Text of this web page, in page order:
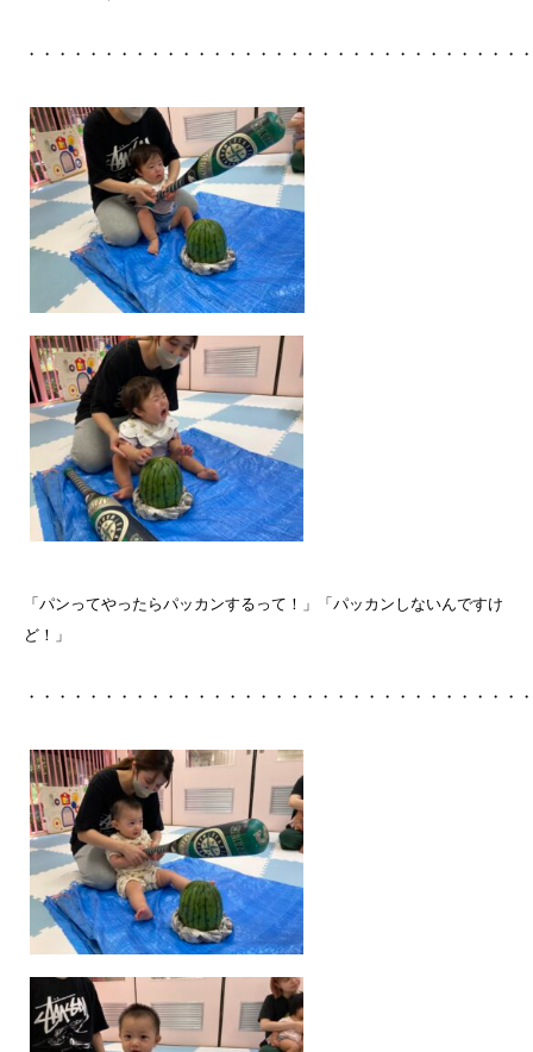
・・・・・・・・・・・・・・・・・・・・・・・・・・・・・・・・
「パンってやったらパッカンするって！」「パッカンしないんですけ
ど！」
・・・・・・・・・・・・・・・・・・・・・・・・・・・・・・・・